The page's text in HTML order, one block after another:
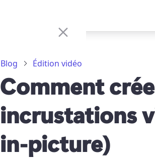
Blog Édition vidéo
Comment
incrustations
in-picture)